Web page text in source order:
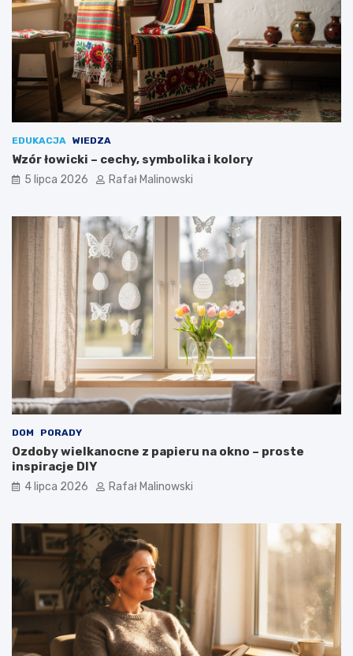
EDUKACJA WIEDZA
Wzór łowicki – cechy, symbolika i kolory
5 lipca 2026 Rafał Malinowski
DOM PORADY
Ozdoby wielkanocne z papieru na okno – proste
inspiracje DIY
4 lipca 2026 Rafał Malinowski